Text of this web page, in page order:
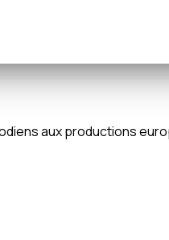
aux productions